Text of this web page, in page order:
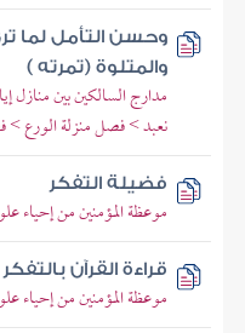
وحسن التأمل لما
والمتلوة (تمرته )
مدارج السالكين بين منازل
نعبد > فصل منزلة الورع
فضيلة التفكر
موعظة المؤمنين من إحياء
قراءة القرآن بالتفكر
موعظة المؤمنين من إحياء